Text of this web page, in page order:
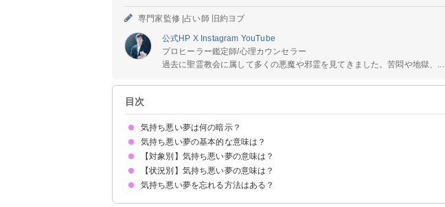
専門家監修 |占い師 旧約ヨブ
公式HP X Instagram YouTube
プロヒーラー鑑定師/心理カウンセラー
過去に聖霊教会に属して多くの悪魔や邪霊を見てきました。苦悶や地獄、...
目次
気持ち悪い夢は何の暗示？
気持ち悪い夢の基本的な意味は？
①ストレスの暗示
②心身の不調の暗示
状況によって意味が決まる
【対象別】気持ち悪い夢の意味は？
気持ち悪い集合体の夢【警告夢】
気持ち悪い虫の夢【凶夢】
気持ち悪い魚の夢【凶夢】
気持ち悪い異性の夢【警告夢】
気持ち悪い恋人の夢【警告夢】
気持ち悪い蜘蛛の夢【凶夢】
性的な気持ち悪い夢【警告夢】
気持ち悪いカエルの夢【凶夢】
気持ち悪い骸骨の夢【凶夢】
気持ち悪い上司の夢【警告夢】
気持ち悪い友達の夢【警告夢】
気持ち悪い自分の顔の夢【警告夢】
【状況別】気持ち悪い夢の意味は？
気持ち悪くて吐き気がする夢【警告夢】
気持ち悪くて鳥肌が立つ夢【警告夢】
グロくて気持ち悪い夢【凶夢】
風邪をひいて気持ち悪い夢【警告夢】
忘れたいくらい気持ち悪い夢【警告夢】
気持ち悪い夢を忘れる方法はある？